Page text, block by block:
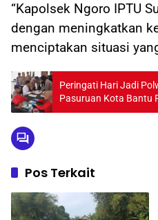
“Kapolsek Ngoro IPTU
dengan meningkatkan
menciptakan situasi
Peringati Hari Jadi
Pasuruan Kota Bantu
Pos Terkait